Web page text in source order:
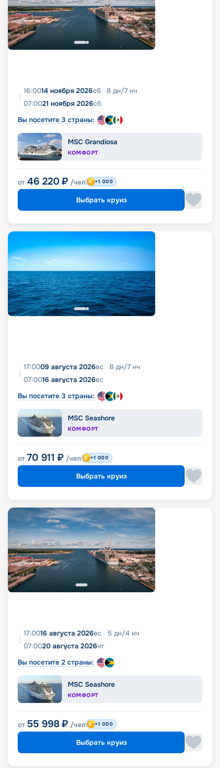
16:0014 ноября 2026сб 8 дн/7 нч
07:0021 ноября 2026сб
Вы посетите 3 страны:
MSC Grandiosa
КОМФОРТ
от 46 220 ₽ /чел +1 000
Выбрать круиз
17:0009 августа 2026вс 8 дн/7 нч
07:0016 августа 2026вс
Вы посетите 3 страны:
MSC Seashore
КОМФОРТ
от 70 911 ₽ /чел +1 000
Выбрать круиз
17:0016 августа 2026вс 5 дн/4 нч
07:0020 августа 2026чт
Вы посетите 2 страны:
MSC Seashore
КОМФОРТ
от 55 998 ₽ /чел +1 000
Выбрать круиз